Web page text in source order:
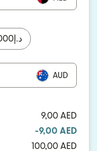
د.إ
AUD
9,00 AED
-9,00 AED
100,00 AED